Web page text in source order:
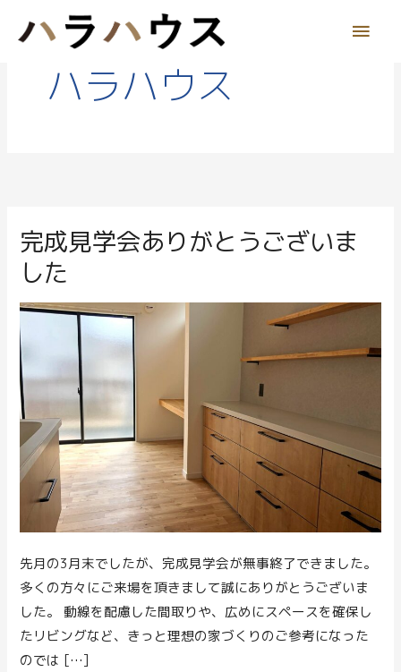
メ
ュ
ハラハウス
完成見学会ありがとうございま
した
先月の3月末でしたが、完成見学会が無事終了できました。
多くの方々にご来場を頂きまして誠にありがとうございま
した。 動線を配慮した間取りや、広めにスペースを確保し
たリビングなど、きっと理想の家づくりのご参考になった
のでは […]
完
成
見
学
会
あ
り
が
と
う
ご
ざ
い
た